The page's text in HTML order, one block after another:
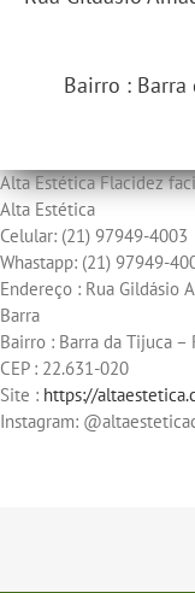
Bairro : Barra
Alta Estética Flacidez
Alta Estética
Celular: (21) 97949-4003
Whastapp: (21) 97949-
Endereço : Rua Gildásio
Barra
Bairro : Barra da Tijuca –
CEP : 22.631-020
Site : https://
Instagram: